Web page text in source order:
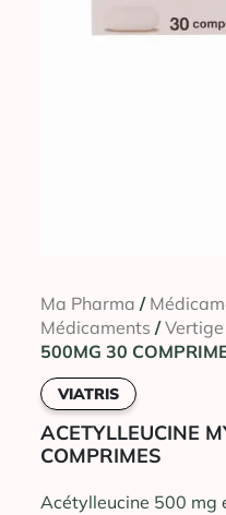
Ma Pharma /
Médicaments /Vertige
500MG 30
VIATRIS
ACETYLLEUCINE
COMPRIMES
Acétylleucine 500 mg